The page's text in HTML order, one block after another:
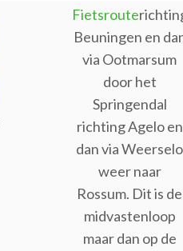
Fietsroute
Beuningen en
via Ootmarsum
door het
Springendal
richting Agelo en
dan via Weerselo
weer naar
Rossum. Dit is de
midvastenloop
maar dan op de